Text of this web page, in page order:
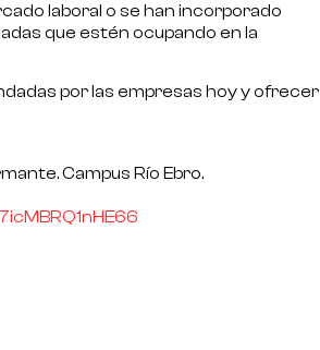
laboral o se han incorporado
que estén ocupando en la
por las empresas hoy y ofrecer
Campus Río Ebro.